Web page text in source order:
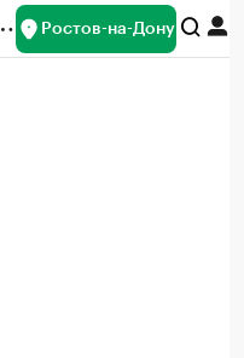
Ростов-на-Дону